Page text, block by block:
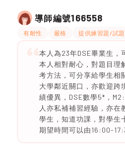
導師編號166558
有耐性 嚴格 提供練習題/試題
本人為23年DSE畢業生，
本人相對耐心，對題目理
考方法，可分享給學生相
大學鄰近關口，亦歡迎跨
績優異，DSE數學5*，
人亦私補補習經驗，亦在
學生，知道功課，對學生
期望時間可以由16:00-